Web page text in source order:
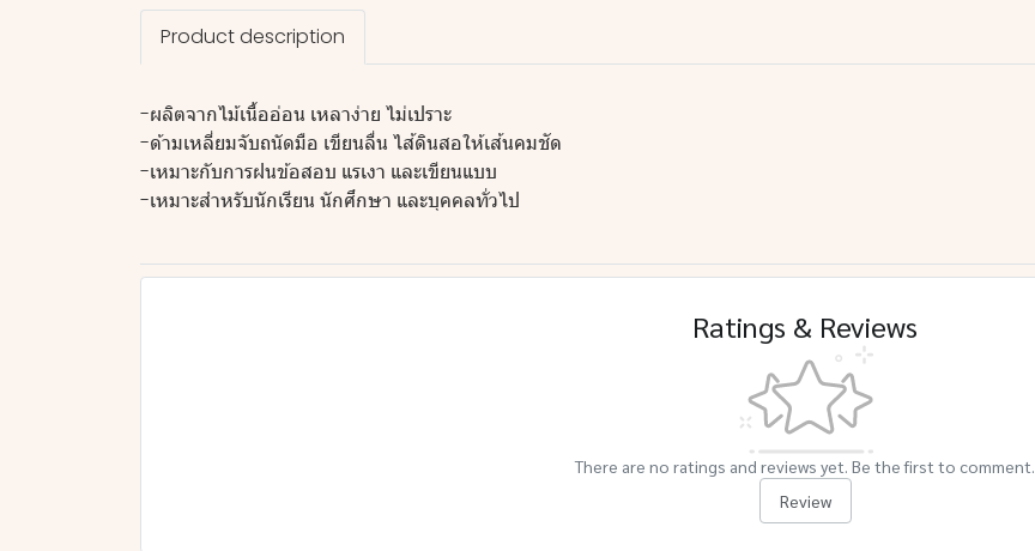
Product description
-ผลิตจากไม้เนื้ออ่อน เหลาง่าย ไม่เปราะ
-ด้ามเหลี่ยมจับถนัดมือ เขียนลื่น ไส้ดินสอให้เส้นคมชัด
-เหมาะกับการฝนข้อสอบ แรเงา และเขียนแบบ
-เหมาะสำหรับนักเรียน นักศึกษา และบุคคลทั่วไป
Ratings & Reviews
There are no ratings and reviews yet. Be the first to comment.
Review